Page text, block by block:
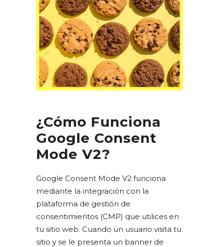
¿Cómo Funciona
Google Consent
Mode V2?
Google Consent Mode V2 funciona
mediante la integración con la
plataforma de gestión de
consentimientos (CMP) que utilices en
tu sitio web. Cuando un usuario visita tu
sitio y se le presenta un banner de